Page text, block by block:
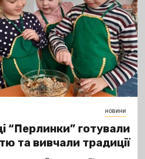
новини
“Перлинки” готували
та вивчали традиції